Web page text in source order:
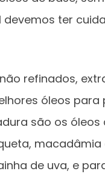
ter
refinados,
óleos
são os
macadâmia
de uva, e